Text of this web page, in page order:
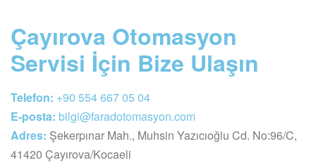
Çayırova Otomasyon
Servisi İçin Bize Ulaşın
Telefon: +90 554 667 05 04
E-posta: bilgi@faradotomasyon.com
Adres: Şekerpınar Mah., Muhsin Yazıcıoğlu Cd. No:96/C,
41420 Çayırova/Kocaeli